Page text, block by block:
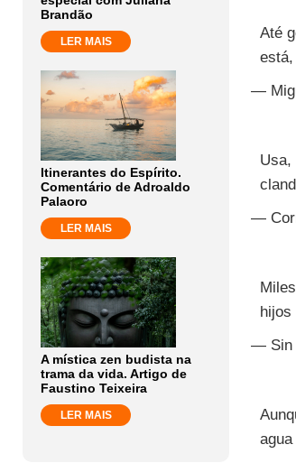
Brandão
LER MAIS
Itinerantes do Espírito.
Comentário de Adroaldo
Palaoro
LER MAIS
A mística zen budista na
trama da vida. Artigo de
Faustino Teixeira
LER MAIS
Até
—
Usa,
—
hijos
— Sin